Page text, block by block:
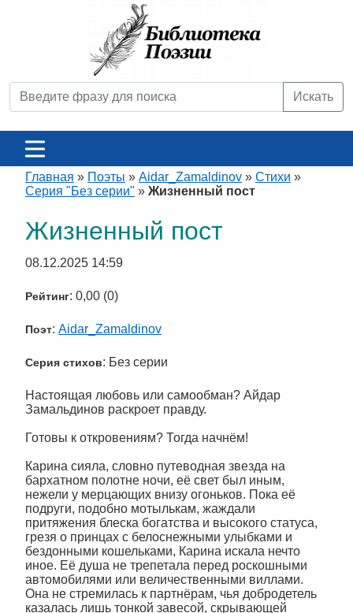
Искать
Главная » Поэты » Aidar_Zamaldinov » Стихи »
Серия "Без серии" » Жизненный пост
Жизненный пост
08.12.2025 14:59
Рейтинг: 0,00 (0)
Поэт: Aidar_Zamaldinov
Серия стихов: Без серии
Настоящая любовь или самообман? Айдар
Замальдинов раскроет правду.
Готовы к откровениям? Тогда начнём!
Карина сияла, словно путеводная звезда на
бархатном полотне ночи, её свет был иным,
нежели у мерцающих внизу огоньков. Пока её
подруги, подобно мотылькам, жаждали
притяжения блеска богатства и высокого статуса,
грезя о принцах с белоснежными улыбками и
бездонными кошельками, Карина искала нечто
иное. Её душа не трепетала перед роскошными
автомобилями или величественными виллами.
Она не стремилась к партнёрам, чья добродетель
казалась лишь тонкой завесой, скрывающей